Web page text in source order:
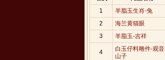
1
羊脂玉生肖-兔
2
海兰黄猫眼
3
羊脂玉-吉祥
4
白玉仔料雕件-观音
山子